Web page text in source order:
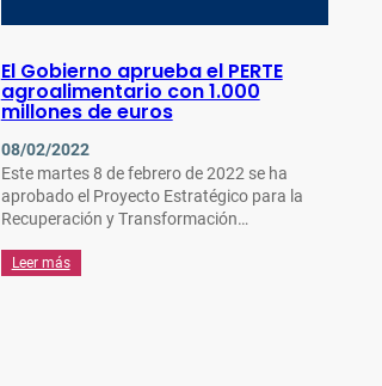
El Gobierno aprueba el PERTE
agroalimentario con 1.000
millones de euros
08/02/2022
Este martes 8 de febrero de 2022 se ha
aprobado el Proyecto Estratégico para la
Recuperación y Transformación…
Leer más